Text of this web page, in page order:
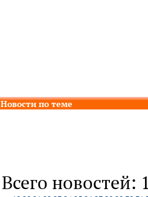
Новости по теме
Всего новостей: